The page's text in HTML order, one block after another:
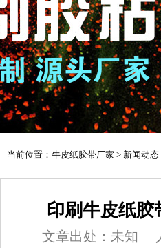
当前位置： 牛皮纸胶带厂家 > 新闻动态
印刷牛皮纸胶
文章出处：未知